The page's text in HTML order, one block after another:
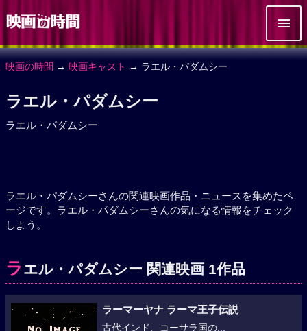
映画の時間 → 映画キャスト → ラエル・パダムシー
ラエル・パダムシー
ラエル・パダムシー
ラエル・パダムシーさんの関連映画作品・ニュースを集めたペ
ージです。ラエル・パダムシーさんの気になる情報をチェック
しよう。
ラ エル・パダムシー 関連映画 1作品
ラーマーヤナ ラーマ王子伝説
古代インド、コーサラ国の...